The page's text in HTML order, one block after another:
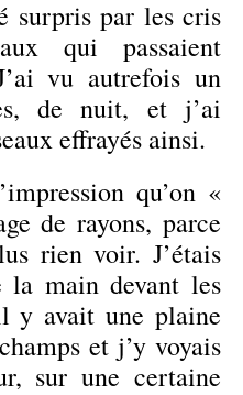
surpris par les cris
qui passaient
vu autrefois un
de nuit, et j’ai
effrayés ainsi.
qu’on «
de rayons, parce
rien voir. J’étais
main devant les
y avait une plaine
et j’y voyais
sur une certaine